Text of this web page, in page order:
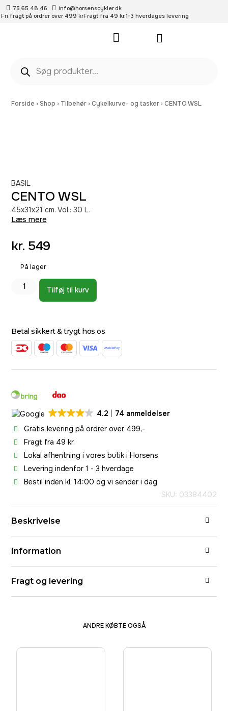
75 65 48 46
info@horsenscykler.dk
Fri fragt på ordrer over 499 krFragt fra 49 kr.1-3 hverdages levering
Forside ›Shop › Tilbehør ›Cykelkurve- og tasker ›CENTO WSL
BASIL
CENTO WSL
45x31x21 cm. Vol.: 30 L.
Læs mere
kr. 549
På lager
Tilføj til kurv
Betal sikkert & trygt hos os
4.2
74 anmeldelser
Gratis levering på ordrer over 499,-
Fragt fra 49 kr.
Lokal afhentning i vores butik i Horsens
Levering indenfor 1 - 3 hverdage
Bestil inden kl. 14:00 og vi sender i dag
SKU: 03384402
Beskrivelse
Information
Fragt og levering
ANDRE KØBTE OGSÅ